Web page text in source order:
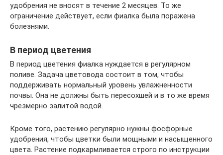
удобрения не вносят в течение 2 месяцев. То же
ограничение действует, если фиалка была поражена
болезнями.
В период цветения
В период цветения фиалка нуждается в регулярном
поливе. Задача цветовода состоит в том, чтобы
поддерживать нормальный уровень увлажненности
почвы. Она не должны быть пересохшей и в то же время
чрезмерно залитой водой.
Кроме того, растению регулярно нужны фосфорные
удобрения, чтобы цветки были мощными и насыщенного
цвета. Растение подкармливается строго по инструкции